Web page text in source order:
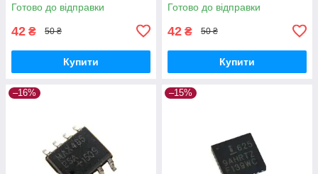
Готово до відправки
42 ₴ 50 ₴
Купити
Готово до відправки
42 ₴ 50 ₴
Купити
–16% –15%